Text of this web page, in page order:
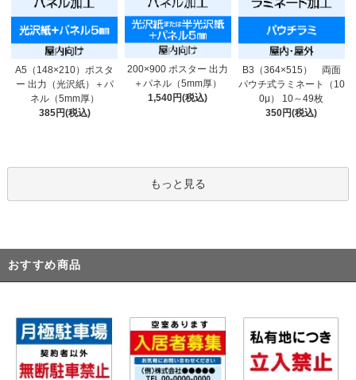
A5（148×210）ポスタ
ー 出力（光沢紙）＋パ
ネル（5mm厚）
385円(税込)
200×900 ポスター 出力
＋パネル（5mm厚）
1,540円(税込)
B3（364×515） 両面
パウチ式ラミネート（10
0μ） 10～49枚
350円(税込)
もっと見る
おすすめ商品